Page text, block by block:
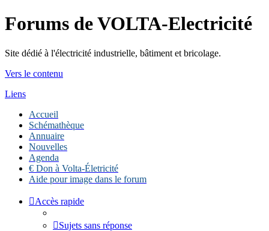
Forums de VOLTA-Electricité
Site dédié à l'électricité industrielle, bâtiment et bricolage.
Vers le contenu
Liens
Accueil
Schémathèque
Annuaire
Nouvelles
Agenda
€ Don à Volta-Életricité
Aide pour image dans le forum
Accès rapide
Sujets sans réponse